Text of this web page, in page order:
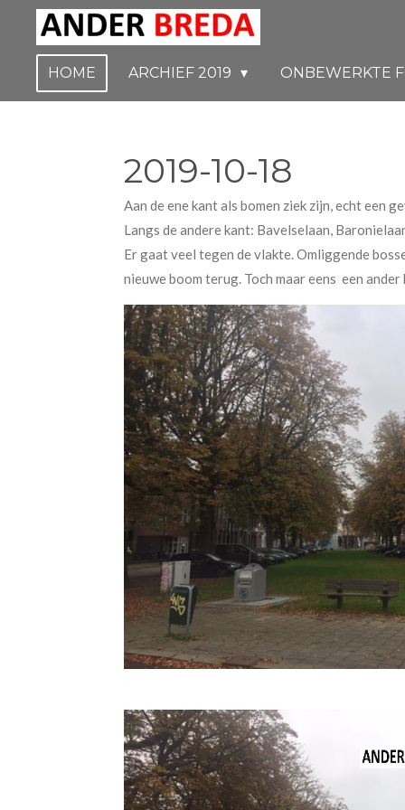
direct
HOME ARCHIEF 2019 ONBEWERKTE
2019-10-18
Aan de ene kant als bomen ziek zijn, echt een
Langs de andere kant: Bavelselaan,
Er gaat veel tegen de vlakte. Omliggende
nieuwe boom terug. Toch maar eens een